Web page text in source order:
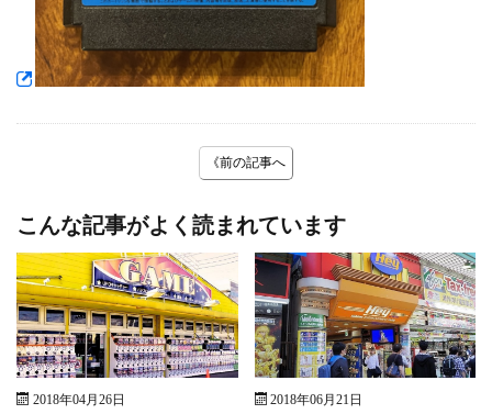
《前の記事へ
こんな記事がよく読まれています
2018年04月26日 2018年06月21日